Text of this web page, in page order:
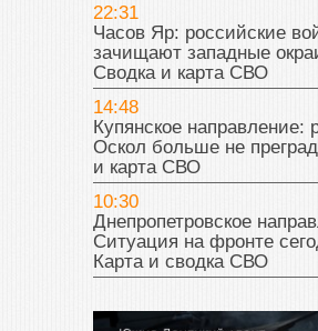
22:31
Часов Яр: российские
зачищают западные
Сводка и карта СВО
14:48
Купянское направление:
Оскол больше не
и карта СВО
10:30
Днепропетровское
Ситуация на фронте
Карта и сводка СВО